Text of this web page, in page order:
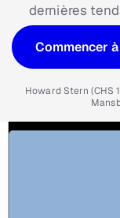
dernières
Commencer
Howard Stern (CHS